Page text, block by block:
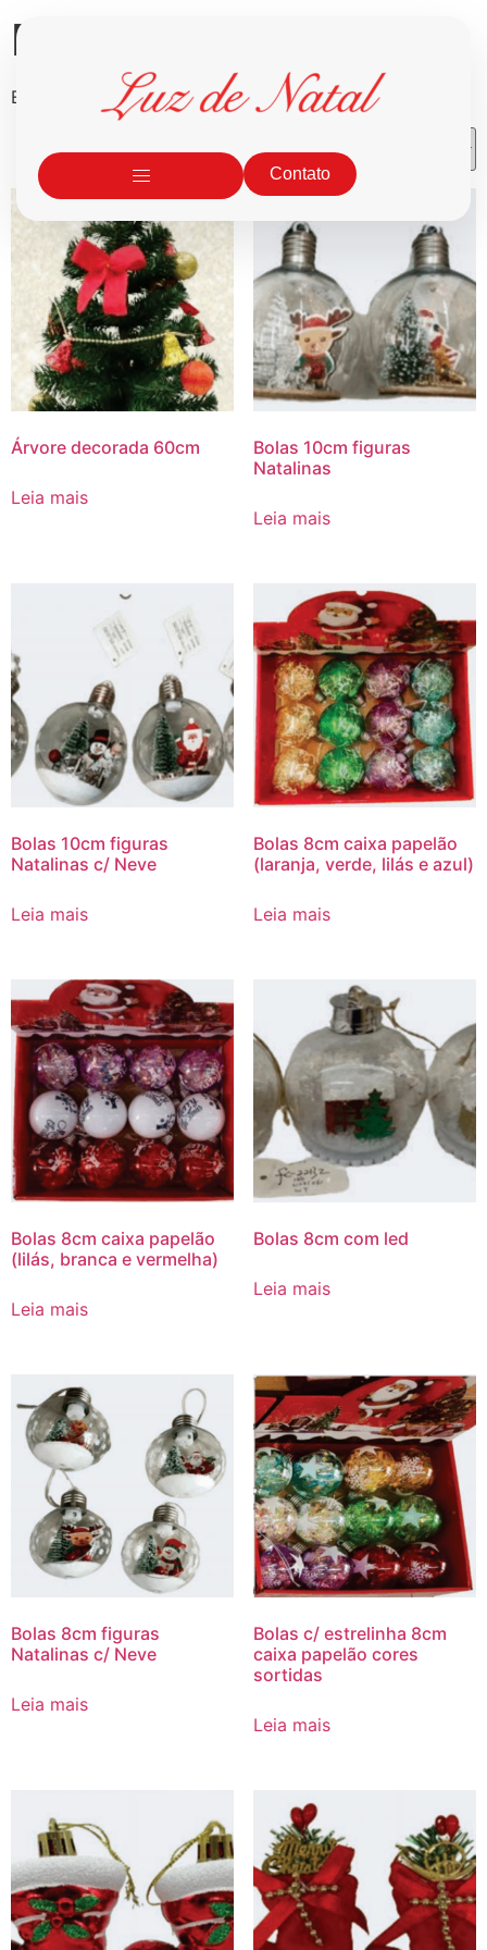
Contato
Enfeites
Exibindo 1–16 de 141 resultados
Árvore decorada 60cm
Leia mais
Bolas 10cm figuras
Natalinas
Leia mais
Bolas 10cm figuras
Natalinas c/ Neve
Leia mais
Bolas 8cm caixa papelão
(laranja, verde, lilás e azul)
Leia mais
Bolas 8cm caixa papelão
(lilás, branca e vermelha)
Leia mais
Bolas 8cm com led
Leia mais
Bolas 8cm figuras
Natalinas c/ Neve
Leia mais
Bolas c/ estrelinha 8cm
caixa papelão cores
sortidas
Leia mais